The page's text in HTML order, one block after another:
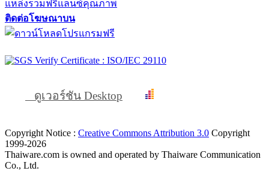
แหล่งรวมฟรีแลนซ์คุณภาพ
ติดต่อโฆษณาบน
ดูเวอร์ชัน Desktop
Copyright Notice : Creative Commons Attribution 3.0 Copyright
1999-2026
Thaiware.com is owned and operated by Thaiware Communication
Co., Ltd.